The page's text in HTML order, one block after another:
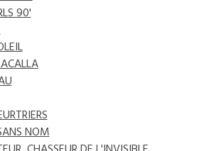
90'
NOM